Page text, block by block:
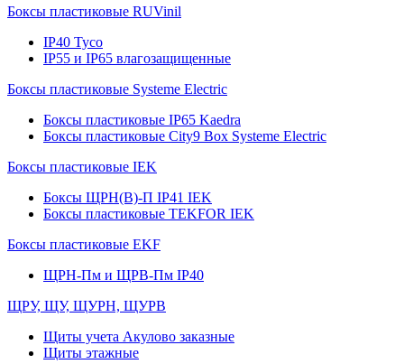
Боксы пластиковые RUVinil
IP40 Тусо
IP55 и IP65 влагозащищенные
Боксы пластиковые Systeme Electric
Боксы пластиковые IP65 Kaedra
Боксы пластиковые City9 Box Systeme Electric
Боксы пластиковые IEK
Боксы ЩРН(В)-П IP41 IEK
Боксы пластиковые TEKFOR IEK
Боксы пластиковые EKF
ЩРН-Пм и ЩРВ-Пм IP40
ЩРУ, ЩУ, ЩУРН, ЩУРВ
Щиты учета Акулово заказные
Щиты этажные